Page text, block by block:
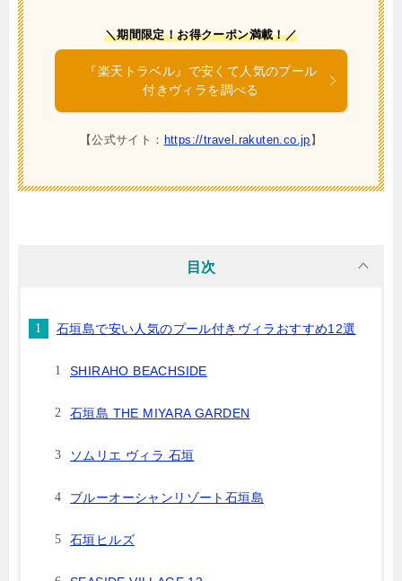
＼期間限定！お得クーポン満載！／
『楽天トラベル』で安くて人気のプール
付きヴィラを調べる
【公式サイト： https://travel.rakuten.co.jp 】
目次
石垣島で安い人気のプール付きヴィラおすすめ12選
SHIRAHO BEACHSIDE
石垣島 THE MIYARA GARDEN
ソムリエ ヴィラ 石垣
ブルーオーシャンリゾート石垣島
石垣ヒルズ